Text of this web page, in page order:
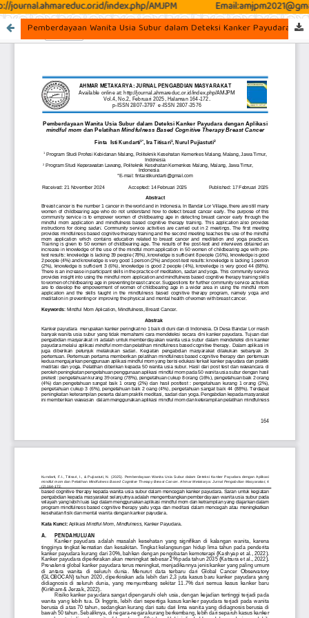
journal.ahmareduc.or.id/index.php/AMJPM
Pemberdayaan Wanita Usia Subur dalam Deteksi Kanker Payudara dengan Aplikasi mindful mom dan Pelatihan Mindfulness Based Cognitive Therapy Breast Cancer